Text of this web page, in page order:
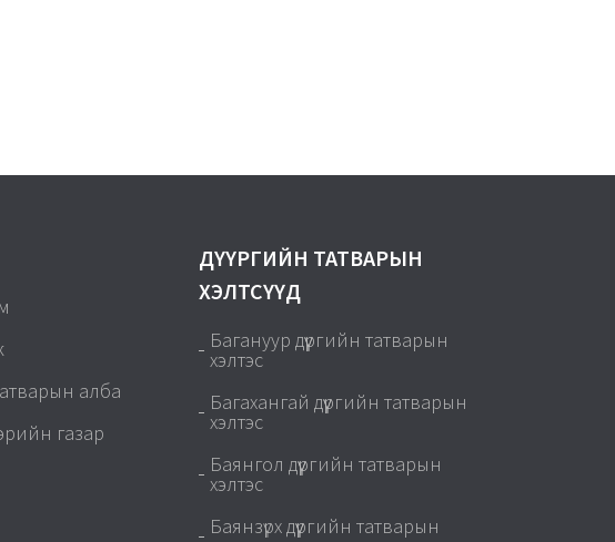
алба
газар
ДҮҮРГИЙН ТАТВАРЫН
ХЭЛТСҮҮД
Багануур дүүргийн татварын
хэлтэс
Багахангай дүүргийн татварын
хэлтэс
Баянгол дүүргийн татварын
хэлтэс
Баянзүрх дүүргийн татварын